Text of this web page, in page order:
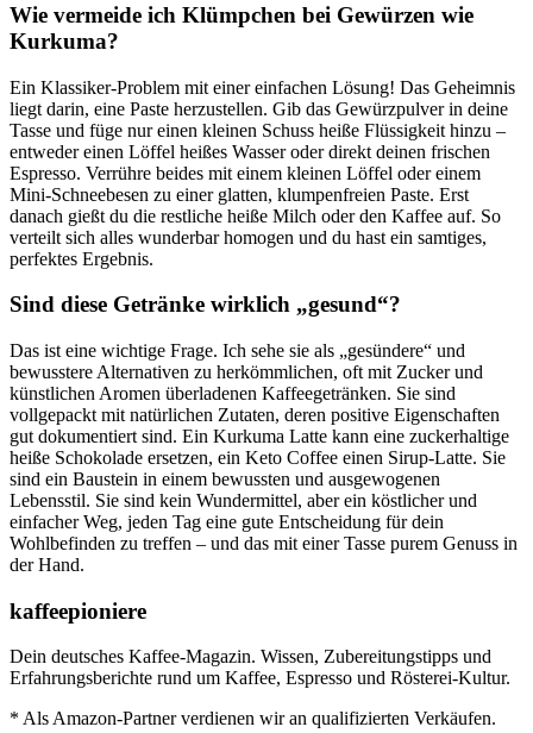
Wie vermeide ich Klümpchen bei Gewürzen wie
Kurkuma?
Ein Klassiker-Problem mit einer einfachen Lösung! Das Geheimnis
liegt darin, eine Paste herzustellen. Gib das Gewürzpulver in deine
Tasse und füge nur einen kleinen Schuss heiße Flüssigkeit hinzu –
entweder einen Löffel heißes Wasser oder direkt deinen frischen
Espresso. Verrühre beides mit einem kleinen Löffel oder einem
Mini-Schneebesen zu einer glatten, klumpenfreien Paste. Erst
danach gießt du die restliche heiße Milch oder den Kaffee auf. So
verteilt sich alles wunderbar homogen und du hast ein samtiges,
perfektes Ergebnis.
Sind diese Getränke wirklich „gesund“?
Das ist eine wichtige Frage. Ich sehe sie als „gesündere“ und
bewusstere Alternativen zu herkömmlichen, oft mit Zucker und
künstlichen Aromen überladenen Kaffeegetränken. Sie sind
vollgepackt mit natürlichen Zutaten, deren positive Eigenschaften
gut dokumentiert sind. Ein Kurkuma Latte kann eine zuckerhaltige
heiße Schokolade ersetzen, ein Keto Coffee einen Sirup-Latte. Sie
sind ein Baustein in einem bewussten und ausgewogenen
Lebensstil. Sie sind kein Wundermittel, aber ein köstlicher und
einfacher Weg, jeden Tag eine gute Entscheidung für dein
Wohlbefinden zu treffen – und das mit einer Tasse purem Genuss in
der Hand.
kaffeepioniere
Dein deutsches Kaffee-Magazin. Wissen, Zubereitungstipps und
Erfahrungsberichte rund um Kaffee, Espresso und Rösterei-Kultur.
* Als Amazon-Partner verdienen wir an qualifizierten Verkäufen.